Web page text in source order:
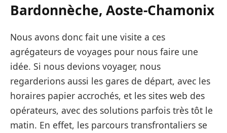
Bardonnèche, Aoste-Chamonix
Nous avons donc fait une visite a ces
agrégateurs de voyages pour nous faire une
idée. Si nous devions voyager, nous
regarderions aussi les gares de départ, avec les
horaires papier accrochés, et les sites web des
opérateurs, avec des solutions parfois très tôt le
matin. En effet, les parcours transfrontaliers se